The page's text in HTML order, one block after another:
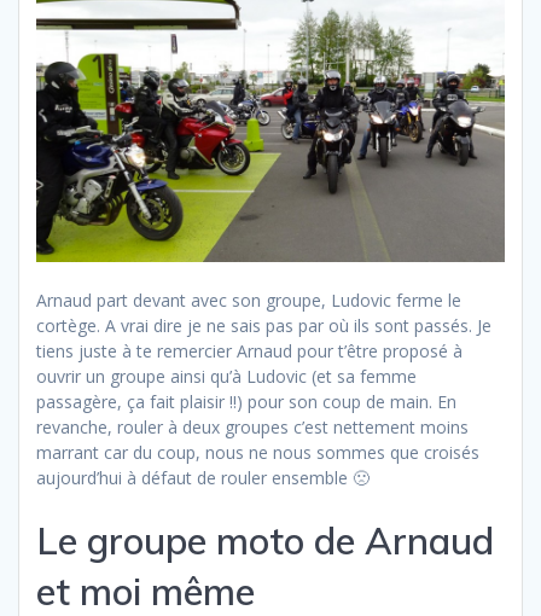
Arnaud part devant avec son groupe, Ludovic ferme le
cortège. A vrai dire je ne sais pas par où ils sont passés. Je
tiens juste à te remercier Arnaud pour t’être proposé à
ouvrir un groupe ainsi qu’à Ludovic (et sa femme
passagère, ça fait plaisir !!) pour son coup de main. En
revanche, rouler à deux groupes c’est nettement moins
marrant car du coup, nous ne nous sommes que croisés
aujourd’hui à défaut de rouler ensemble 🙁
Le groupe moto de Arnaud
et moi même